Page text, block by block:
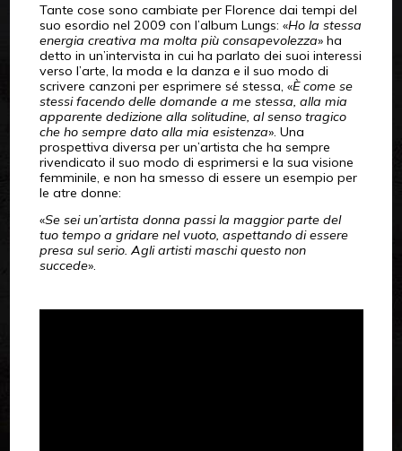
Tante cose sono cambiate per Florence dai tempi del
suo esordio nel 2009 con l’album Lungs: «Ho la stessa
energia creativa ma molta più consapevolezza» ha
detto in un’intervista in cui ha parlato dei suoi interessi
verso l’arte, la moda e la danza e il suo modo di
scrivere canzoni per esprimere sé stessa, «È come se
stessi facendo delle domande a me stessa, alla mia
apparente dedizione alla solitudine, al senso tragico
che ho sempre dato alla mia esistenza». Una
prospettiva diversa per un’artista che ha sempre
rivendicato il suo modo di esprimersi e la sua visione
femminile, e non ha smesso di essere un esempio per
le atre donne:
«Se sei un’artista donna passi la maggior parte del
tuo tempo a gridare nel vuoto, aspettando di essere
presa sul serio. Agli artisti maschi questo non
succede».